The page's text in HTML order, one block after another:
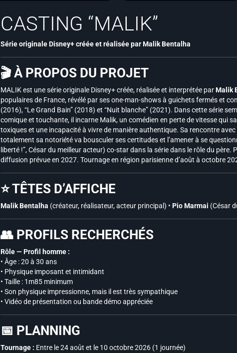
CASTING “MALIK”
Série originale Disney+ créée et réalisée par Malik Bentalha
🎬 À PROPOS DU PROJET
MALIK est une série originale Disney+ créée, réalisée et interprétée parMalik
populaires de France, révélé par ses one-man-shows à guichets fermés et
(2016), “Le Grand Bain” (2018) et “Nuit blanche” (2021). Dans cette série
comique et touchante, il incarne Malik, un comédien en perte de vitesse qui
toxiques et une incapacité à vivre de manière authentique. Sa rencontre
totalement sa notoriété va bousculer ses certitudes et l’amener à se
liberté !”, César du meilleur acteur) co-star dans la série dans le rôle du
diffusion prévue en 2027. Tournage en région parisienne d’août à octobre
⭐ TÊTES D’AFFICHE
Malik Bentalha (créateur, réalisateur, acteur principal) • Pio Marmai (César
👥 PROFILS RECHERCHÉS
Rôle — Profil homme :
• Âge : 20 à 30 ans
• Physique imposant et intimidant
• Taille : 1m85 minimum
• Son physique impressionne, mais il est très sympathique
• Vidéo de présentation ou bande démo appréciée
📅 PLANNING
Tournage : Entre le 24 août et le 10 octobre 2026 (1 journée)